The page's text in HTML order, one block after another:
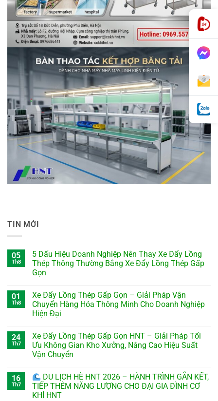
TIN MỚI
05
Th8
5 Dấu Hiệu Doanh Nghiệp Nên Thay Xe Đẩy Lồng
Thép Thông Thường Bằng Xe Đẩy Lồng Thép Gấp
Gọn
01
Th8
Xe Đẩy Lồng Thép Gấp Gọn – Giải Pháp Vận
Chuyển Hàng Hóa Thông Minh Cho Doanh Nghiệp
Hiện Đại
24
Th7
Xe Đẩy Lồng Thép Gấp Gọn HNT – Giải Pháp Tối
Ưu Không Gian Kho Xưởng, Nâng Cao Hiệu Suất
Vận Chuyển
16
Th7
DU LỊCH HÈ HNT 2026 – HÀNH TRÌNH GẮN KẾT,
TIẾP THÊM NĂNG LƯỢNG CHO ĐẠI GIA ĐÌNH CƠ
KHÍ HNT